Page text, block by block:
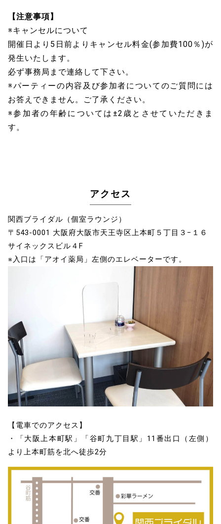
【注意事項】
※キャンセルについて
開催日より5日前よりキャンセル料金(参加費100％)が
発生いたします。
必ず事務局まで連絡して下さい。
※パーティーの内容及び参加者についてのご質問には
お答えできません。ご了承ください。
※参加者の年齢については±2歳とさせていただきま
す。
アクセス
関西ブライダル（個室ラウンジ）
〒543-0001 大阪府大阪市天王寺区上本町５丁目３−１６
サイネックスビル４F
※入口は「アオイ薬局」左側のエレベーターです。
【電車でのアクセス】
・「大阪上本町駅」「谷町九丁目駅」11番出口（左側）
より上本町筋を北へ徒歩2分